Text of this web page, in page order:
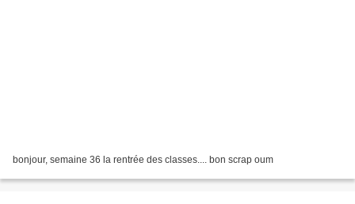
bonjour, semaine 36 la rentrée des classes.... bon scrap oum